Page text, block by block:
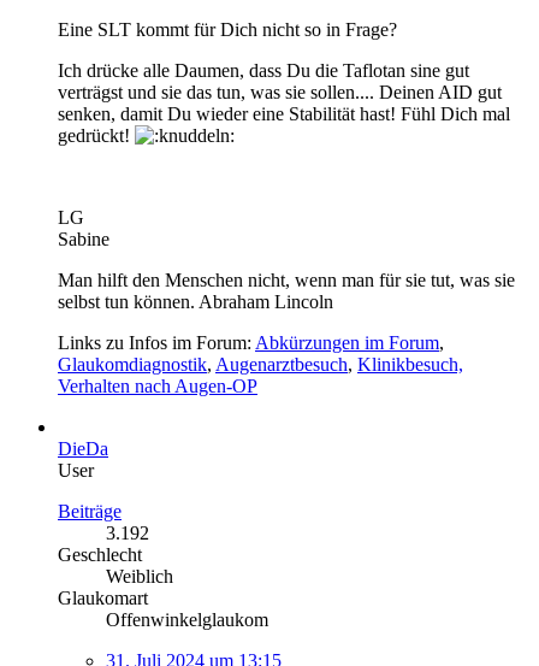
Eine SLT kommt für Dich nicht so in Frage?
Ich drücke alle Daumen, dass Du die Taflotan sine gut
verträgst und sie das tun, was sie sollen.... Deinen AID gut
senken, damit Du wieder eine Stabilität hast! Fühl Dich mal
gedrückt!
LG
Sabine
Man hilft den Menschen nicht, wenn man für sie tut, was sie
selbst tun können. Abraham Lincoln
Links zu Infos im Forum: Abkürzungen im Forum,
Glaukomdiagnostik, Augenarztbesuch, Klinikbesuch,
Verhalten nach Augen-OP
DieDa
User
Beiträge
3.192
Geschlecht
Weiblich
Glaukomart
Offenwinkelglaukom
31. Juli 2024 um 13:15